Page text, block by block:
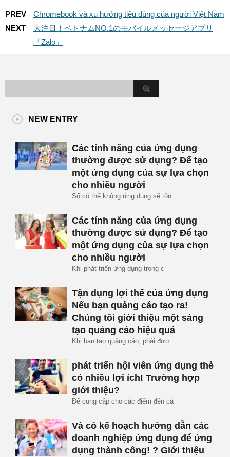
PREV
Chromebook và xu hướng tiêu dùng của người Việt Nam
NEXT
大注目！ベトナムNO.1のモバイルメッセージアプリ
「Zalo」
NEW ENTRY
Các tính năng của ứng dụng
thường được sử dụng? Để tạo
một ứng dụng của sự lựa chọn
cho nhiều người
Số có thể không ứng dụng sẽ tồn
Các tính năng của ứng dụng
thường được sử dụng? Để tạo
một ứng dụng của sự lựa chọn
cho nhiều người
Khi phát triển ứng dụng trong c
Tận dụng lợi thế của ứng dụng
Nếu bạn quảng cáo tạo ra!
Chúng tôi giới thiệu một sáng
tạo quảng cáo hiệu quả
Khi bạn tạo quảng cáo, phải đượ
phát triển hội viên ứng dụng thẻ
có nhiều lợi ích! Trường hợp
giới thiệu?
Để cung cấp cho các điểm đến cá
Và có kế hoạch hướng dẫn các
doanh nghiệp ứng dụng để ứng
dụng thành công! ? Giới thiệu